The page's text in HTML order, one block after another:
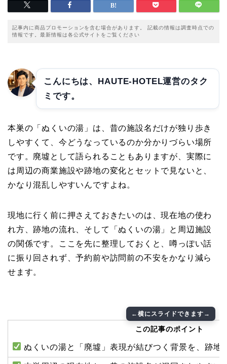
記事内に商品プロモーションを含む場合があります。 記載の情報は調査時点での
情報です。最新情報は各公式サイトをご覧ください
こんにちは、HAUTE-HOTEL運営のタク
ミです。
本巣の「ぬくいの湯」は、昔の施設名だけが独り歩き
しやすくて、今どうなっているのか分かりづらい場所
です。廃墟として語られることもありますが、実際に
は周辺の商業施設や跡地の変化とセットで見ないと、
かなり混乱しやすいんですよね。
現地に行く前に押さえておきたいのは、現在地の使わ
れ方、跡地の流れ、そして「ぬくいの湯」と周辺施設
の関係です。ここを先に整理しておくと、噂っぽい話
に振り回されず、予約前や訪問前の不安をかなり減ら
せます。
この記事のポイント
ぬくいの湯と「廃墟」表現が結びつく背景を、跡地